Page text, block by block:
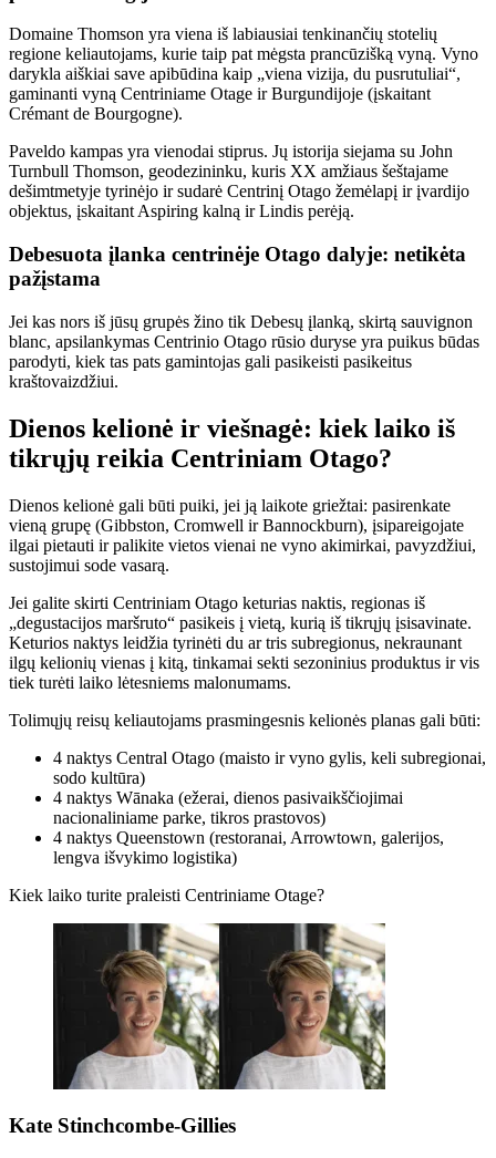
Domaine Thomson yra viena iš labiausiai tenkinančių stotelių
regione keliautojams, kurie taip pat mėgsta prancūzišką vyną. Vyno
darykla aiškiai save apibūdina kaip „viena vizija, du pusrutuliai“,
gaminanti vyną Centriniame Otage ir Burgundijoje (įskaitant
Crémant de Bourgogne).
Paveldo kampas yra vienodai stiprus. Jų istorija siejama su John
Turnbull Thomson, geodezininku, kuris XX amžiaus šeštajame
dešimtmetyje tyrinėjo ir sudarė Centrinį Otago žemėlapį ir įvardijo
objektus, įskaitant Aspiring kalną ir Lindis perėją.
Debesuota įlanka centrinėje Otago dalyje: netikėta
pažįstama
Jei kas nors iš jūsų grupės žino tik Debesų įlanką, skirtą sauvignon
blanc, apsilankymas Centrinio Otago rūsio duryse yra puikus būdas
parodyti, kiek tas pats gamintojas gali pasikeisti pasikeitus
kraštovaizdžiui.
Dienos kelionė ir viešnagė: kiek laiko iš
tikrųjų reikia Centriniam Otago?
Dienos kelionė gali būti puiki, jei ją laikote griežtai: pasirenkate
vieną grupę (Gibbston, Cromwell ir Bannockburn), įsipareigojate
ilgai pietauti ir palikite vietos vienai ne vyno akimirkai, pavyzdžiui,
sustojimui sode vasarą.
Jei galite skirti Centriniam Otago keturias naktis, regionas iš
„degustacijos maršruto“ pasikeis į vietą, kurią iš tikrųjų įsisavinate.
Keturios naktys leidžia tyrinėti du ar tris subregionus, nekraunant
ilgų kelionių vienas į kitą, tinkamai sekti sezoninius produktus ir vis
tiek turėti laiko lėtesniems malonumams.
Tolimųjų reisų keliautojams prasmingesnis kelionės planas gali būti:
4 naktys Central Otago (maisto ir vyno gylis, keli subregionai,
sodo kultūra)
4 naktys Wānaka (ežerai, dienos pasivaikščiojimai
nacionaliniame parke, tikros prastovos)
4 naktys Queenstown (restoranai, Arrowtown, galerijos,
lengva išvykimo logistika)
Kiek laiko turite praleisti Centriniame Otage?
Kate Stinchcombe-Gillies